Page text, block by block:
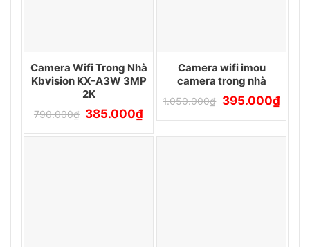
Camera Wifi Trong Nhà
Kbvision KX-A3W 3MP
2K
790.000₫ Giá
gốc
là:
385.000₫Giá
hiện
tại
Camera wifi imou
camera trong nhà
1.050.000₫ Giá
gốc
là:
395.000₫Giá
hiện
tại